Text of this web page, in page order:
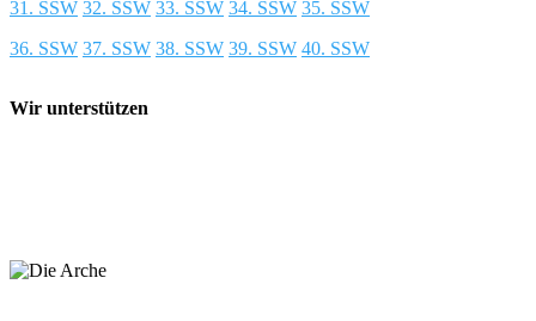
31. SSW 32. SSW 33. SSW 34. SSW 35. SSW
36. SSW 37. SSW 38. SSW 39. SSW 40. SSW
Wir unterstützen